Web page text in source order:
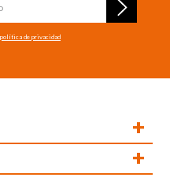
política de privacidad
+
+